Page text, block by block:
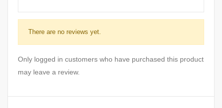
There are no reviews yet.
Only logged in customers who have purchased this product
may leave a review.